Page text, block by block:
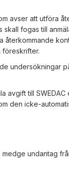
avser att utföra
fogas till
föreskrifter.
undersökningar
till SWEDAC
den icke-
undantag